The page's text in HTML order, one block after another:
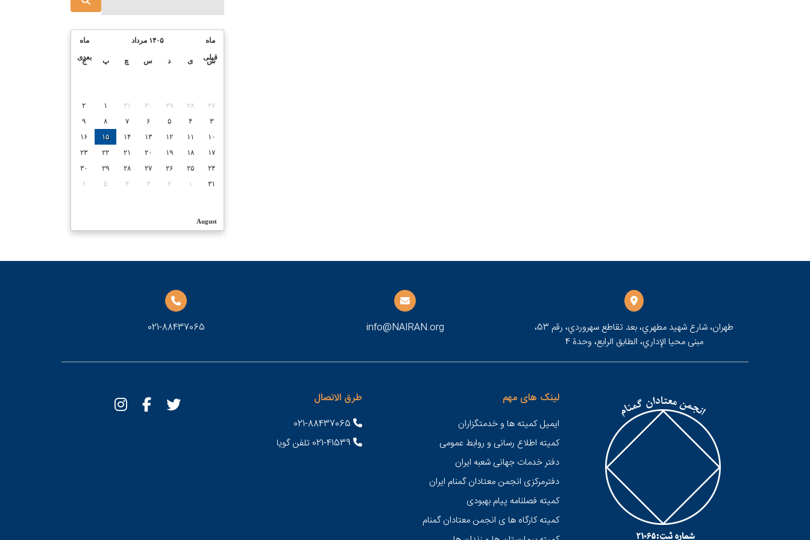
ماه
بعدی
۱۴۰۵ مرداد
ماه
قبلی
ش ی د س چ پ ج
۲۷ ۲۸ ۲۹ ۳۰ ۳۱ ۱
۲
۳
۴ ۵ ۶ ۷ ۸
۹
۱۰
۱۱ ۱۲ ۱۳ ۱۴ ۱۵
۱۶
۱۷
۱۸ ۱۹ ۲۰ ۲۱ ۲۲
۲۳
۲۴
۲۵ ۲۶ ۲۷ ۲۸ ۲۹
۳۰
۳۱
۱ ۲ ۳ ۴ ۵ ۶
August
طهران، شارع شهيد مطهري، بعد تقاطع سهروردي، رقم 53،
مبنى محيا الإداري، الطابق الرابع، وحدة 4
info@NAIRAN.org
021-88437065
لینک های مهم
ایمیل کمیته ها و خدمتگزاران
کميته اطلاع رسانی و روابط عمومی
دفتر خدمات جهانی شعبه ايران
دفترمرکزی انجمن معتادان گمنام ایران
کمیته فصلنامه پیام بهبودی
کمیته کارگاه ها ی انجمن معتادان گمنام
طرق الاتصال